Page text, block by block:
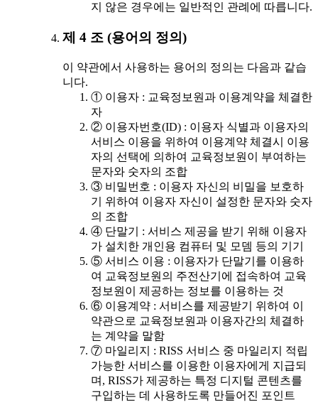
지 않은 경우에는 일반적인 관례에 따릅니다.
제 4 조 (용어의 정의)
이 약관에서 사용하는 용어의 정의는 다음과 같습
니다.
① 이용자 : 교육정보원과 이용계약을 체결한
자
② 이용자번호(ID) : 이용자 식별과 이용자의
서비스 이용을 위하여 이용계약 체결시 이용
자의 선택에 의하여 교육정보원이 부여하는
문자와 숫자의 조합
③ 비밀번호 : 이용자 자신의 비밀을 보호하
기 위하여 이용자 자신이 설정한 문자와 숫자
의 조합
④ 단말기 : 서비스 제공을 받기 위해 이용자
가 설치한 개인용 컴퓨터 및 모뎀 등의 기기
⑤ 서비스 이용 : 이용자가 단말기를 이용하
여 교육정보원의 주전산기에 접속하여 교육
정보원이 제공하는 정보를 이용하는 것
⑥ 이용계약 : 서비스를 제공받기 위하여 이
약관으로 교육정보원과 이용자간의 체결하
는 계약을 말함
⑦ 마일리지 : RISS 서비스 중 마일리지 적립
가능한 서비스를 이용한 이용자에게 지급되
며, RISS가 제공하는 특정 디지털 콘텐츠를
구입하는 데 사용하도록 만들어진 포인트